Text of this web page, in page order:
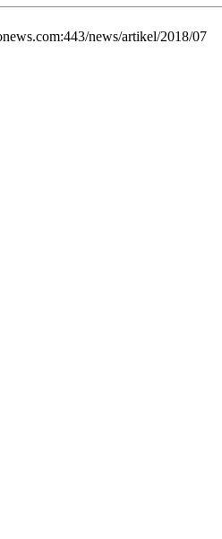
news/artikel/2018/07